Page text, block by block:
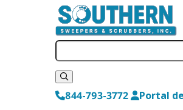
844-793-3772
Portal